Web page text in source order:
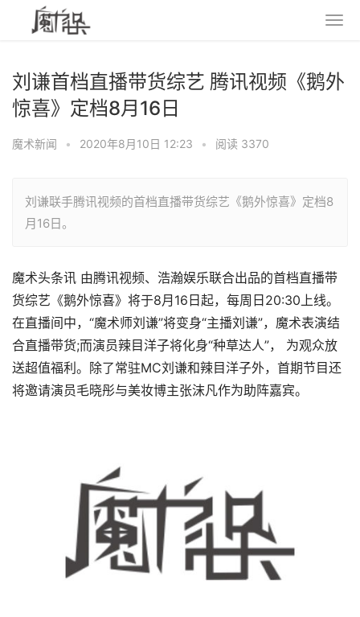
刘谦首档直播带货综艺 腾讯视频《鹅外
惊喜》定档8月16日
魔术新闻 • 2020年8月10日 12:23 • 阅读 3370
刘谦联手腾讯视频的首档直播带货综艺《鹅外惊喜》定档8
月16日。
魔术头条讯 由腾讯视频、浩瀚娱乐联合出品的首档直播带
货综艺《鹅外惊喜》将于8月16日起，每周日20:30上线。
在直播间中，“魔术师刘谦”将变身“主播刘谦”，魔术表演结
合直播带货;而演员辣目洋子将化身“种草达人”， 为观众放
送超值福利。除了常驻MC刘谦和辣目洋子外，首期节目还
将邀请演员毛晓彤与美妆博主张沫凡作为助阵嘉宾。